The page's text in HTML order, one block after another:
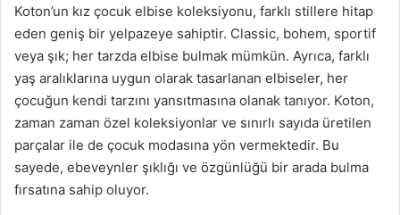
Koton’un kız çocuk elbise koleksiyonu, farklı stillere hitap
eden geniş bir yelpazeye sahiptir. Classic, bohem, sportif
veya şık; her tarzda elbise bulmak mümkün. Ayrıca, farklı
yaş aralıklarına uygun olarak tasarlanan elbiseler, her
çocuğun kendi tarzını yansıtmasına olanak tanıyor. Koton,
zaman zaman özel koleksiyonlar ve sınırlı sayıda üretilen
parçalar ile de çocuk modasına yön vermektedir. Bu
sayede, ebeveynler şıklığı ve özgünlüğü bir arada bulma
fırsatına sahip oluyor.